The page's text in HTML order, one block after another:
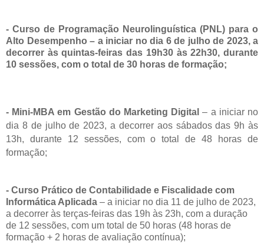
- Curso de Programação Neurolinguística (PNL) para o
Alto Desempenho – a iniciar no dia 6 de julho de 2023, a
decorrer às quintas-feiras das 19h30 às 22h30, durante
10 sessões, com o total de 30 horas de formação;
- Mini-MBA em Gestão do Marketing Digital – a iniciar no
dia 8 de julho de 2023, a decorrer aos sábados das 9h às
13h, durante 12 sessões, com o total de 48 horas de
formação;
- Curso Prático de Contabilidade e Fiscalidade com
Informática Aplicada – a iniciar no dia 11 de julho de 2023,
a decorrer às terças-feiras das 19h às 23h, com a duração
de 12 sessões, com um total de 50 horas (48 horas de
formação + 2 horas de avaliação contínua);